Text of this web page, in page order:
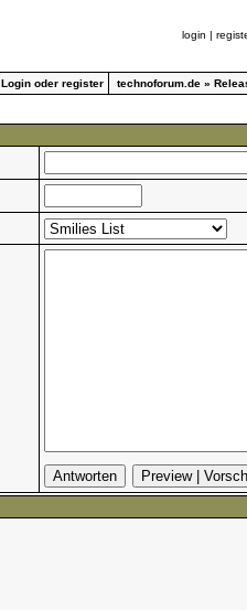
login |
Loginoder register technoforum.de»